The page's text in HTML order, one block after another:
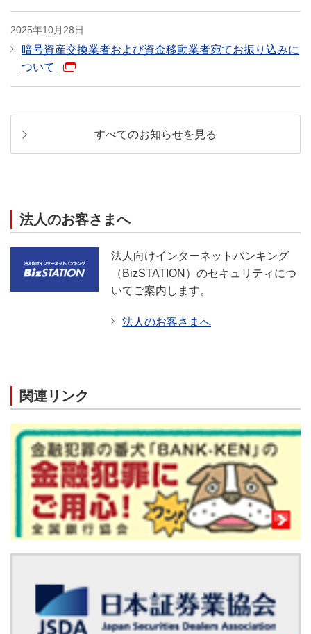
2025年10月28日
暗号資産交換業者および資金移動業者宛てお振り込みに
ついて
すべてのお知らせを見る
法人のお客さまへ
法人向けインターネットバンキング
（BizSTATION）のセキュリティにつ
いてご案内します。
法人のお客さまへ
関連リンク